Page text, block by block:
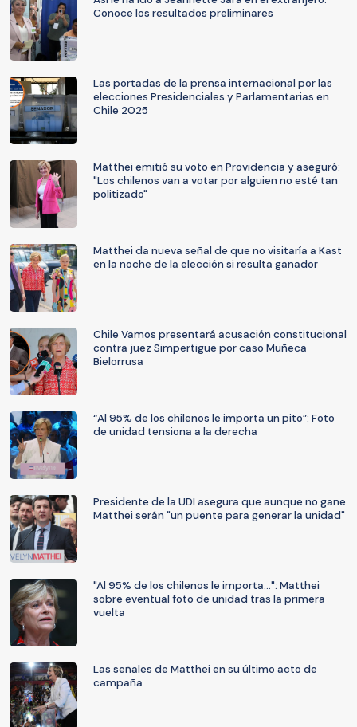
Conoce los resultados preliminares
Las portadas de la prensa internacional por las
elecciones Presidenciales y Parlamentarias en
Chile 2025
Matthei emitió su voto en Providencia y aseguró:
"Los chilenos van a votar por alguien no esté tan
politizado"
Matthei da nueva señal de que no visitaría a Kast
en la noche de la elección si resulta ganador
Chile Vamos presentará acusación constitucional
contra juez Simpertigue por caso Muñeca
Bielorrusa
“Al 95% de los chilenos le importa un pito”: Foto
de unidad tensiona a la derecha
Presidente de la UDI asegura que aunque no gane
Matthei serán "un puente para generar la unidad"
"Al 95% de los chilenos le importa...": Matthei
sobre eventual foto de unidad tras la primera
vuelta
Las señales de Matthei en su último acto de
campaña